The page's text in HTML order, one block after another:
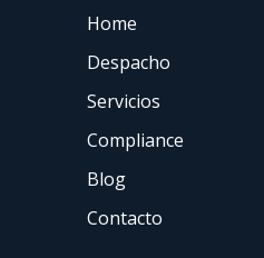
Home
Despacho
Servicios
Compliance
Blog
Contacto